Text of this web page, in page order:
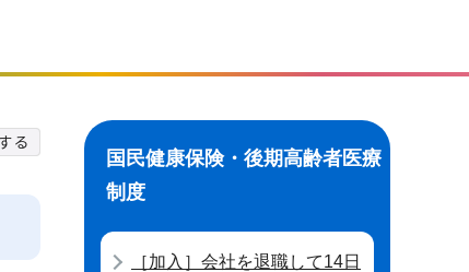
国民健康保険・後期高齢者医療
制度
［加入］会社を退職して14日